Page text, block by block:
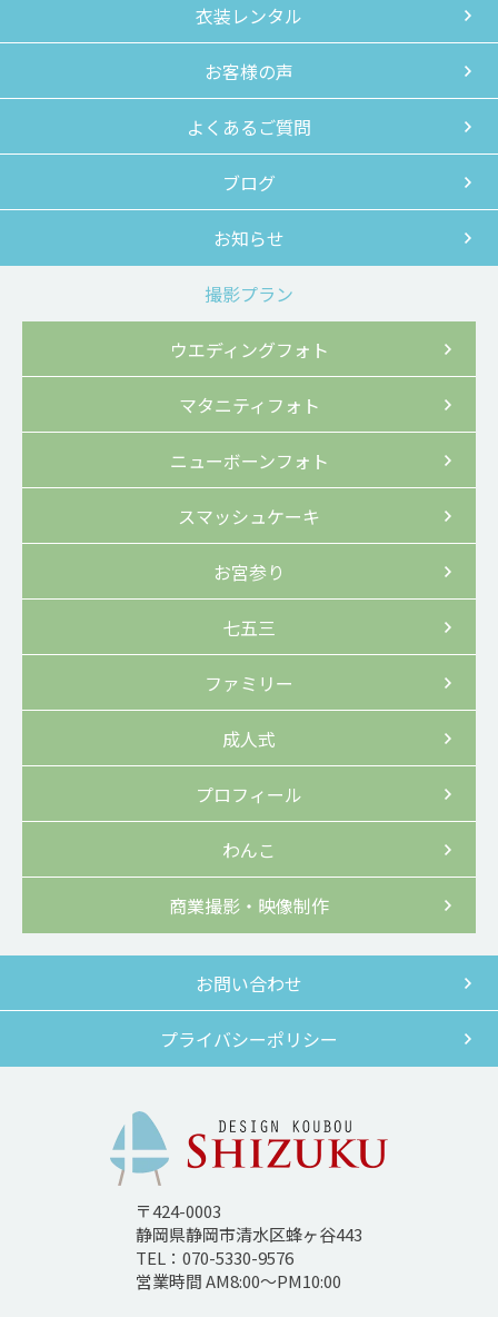
〒424-0003
静岡県静岡市清水区蜂ヶ谷443
TEL：070-5330-9576
営業時間 AM8:00～PM10:00
衣装レンタル
お客様の声
よくあるご質問
ブログ
お知らせ
撮影プラン
ウエディングフォト
マタニティフォト
ニューボーンフォト
スマッシュケーキ
お宮参り
七五三
ファミリー
成人式
プロフィール
わんこ
商業撮影・映像制作
お問い合わせ
プライバシーポリシー